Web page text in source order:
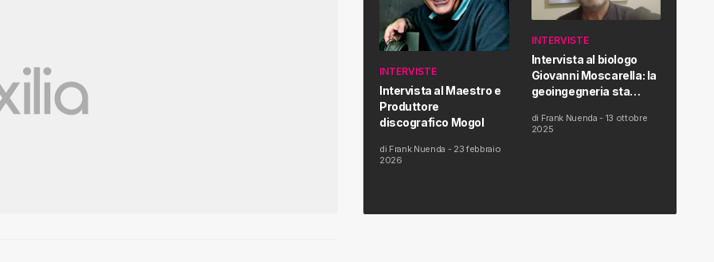
INTERVISTE
Intervista al Maestro e
Produttore
discografico Mogol
di Frank Nuenda - 23 febbraio
2026
INTERVISTE
Intervista al biologo
Giovanni Moscarella: la
geoingegneria sta
salute dell’uomo
di Frank Nuenda - 13 ottobre
2025